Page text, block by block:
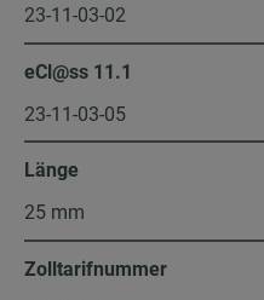
23-11-03-02
eCl@ss 11.1
23-11-03-05
Länge
25 mm
Zolltarifnummer